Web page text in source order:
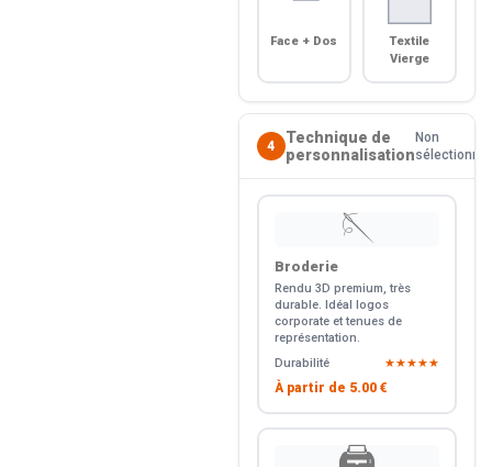
Face + Dos
Textile
Vierge
4
Technique de
personnalisation
Non
sélectionné
🪡
Broderie
Rendu 3D premium, très
durable. Idéal logos
corporate et tenues de
représentation.
Durabilité
★★★★★
À partir de 5.00 €